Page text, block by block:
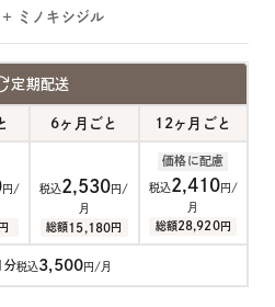
ミノキシジル
定期配送
6ヶ月ごと 12ヶ月ごと
円/
円
税込2,530円/
月
総額 15,180 円
価格に配慮
税込 2,410円/
月
総額 28,920円
分税込3,500円/月